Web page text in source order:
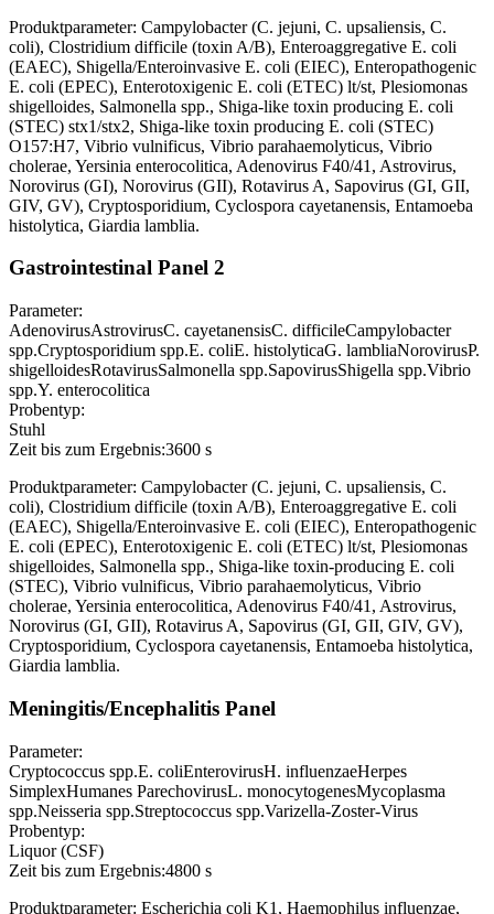
Produktparameter: Campylobacter (C. jejuni, C. upsaliensis, C.
coli), Clostridium difficile (toxin A/B), Enteroaggregative E. coli
(EAEC), Shigella/Enteroinvasive E. coli (EIEC), Enteropathogenic
E. coli (EPEC), Enterotoxigenic E. coli (ETEC) lt/st, Plesiomonas
shigelloides, Salmonella spp., Shiga-like toxin producing E. coli
(STEC) stx1/stx2, Shiga-like toxin producing E. coli (STEC)
O157:H7, Vibrio vulnificus, Vibrio parahaemolyticus, Vibrio
cholerae, Yersinia enterocolitica, Adenovirus F40/41, Astrovirus,
Norovirus (GI), Norovirus (GII), Rotavirus A, Sapovirus (GI, GII,
GIV, GV), Cryptosporidium, Cyclospora cayetanensis, Entamoeba
histolytica, Giardia lamblia.
Gastrointestinal Panel 2
Parameter:
AdenovirusAstrovirusC. cayetanensisC. difficileCampylobacter
spp.Cryptosporidium spp.E. coliE. histolyticaG. lambliaNorovirusP.
shigelloidesRotavirusSalmonella spp.SapovirusShigella spp.Vibrio
spp.Y. enterocolitica
Probentyp:
Stuhl
Zeit bis zum Ergebnis:3600 s
Produktparameter: Campylobacter (C. jejuni, C. upsaliensis, C.
coli), Clostridium difficile (toxin A/B), Enteroaggregative E. coli
(EAEC), Shigella/Enteroinvasive E. coli (EIEC), Enteropathogenic
E. coli (EPEC), Enterotoxigenic E. coli (ETEC) lt/st, Plesiomonas
shigelloides, Salmonella spp., Shiga-like toxin-producing E. coli
(STEC), Vibrio vulnificus, Vibrio parahaemolyticus, Vibrio
cholerae, Yersinia enterocolitica, Adenovirus F40/41, Astrovirus,
Norovirus (GI, GII), Rotavirus A, Sapovirus (GI, GII, GIV, GV),
Cryptosporidium, Cyclospora cayetanensis, Entamoeba histolytica,
Giardia lamblia.
Meningitis/Encephalitis Panel
Parameter:
Cryptococcus spp.E. coliEnterovirusH. influenzaeHerpes
SimplexHumanes ParechovirusL. monocytogenesMycoplasma
spp.Neisseria spp.Streptococcus spp.Varizella-Zoster-Virus
Probentyp:
Liquor (CSF)
Zeit bis zum Ergebnis:4800 s
Produktparameter: Escherichia coli K1, Haemophilus influenzae,